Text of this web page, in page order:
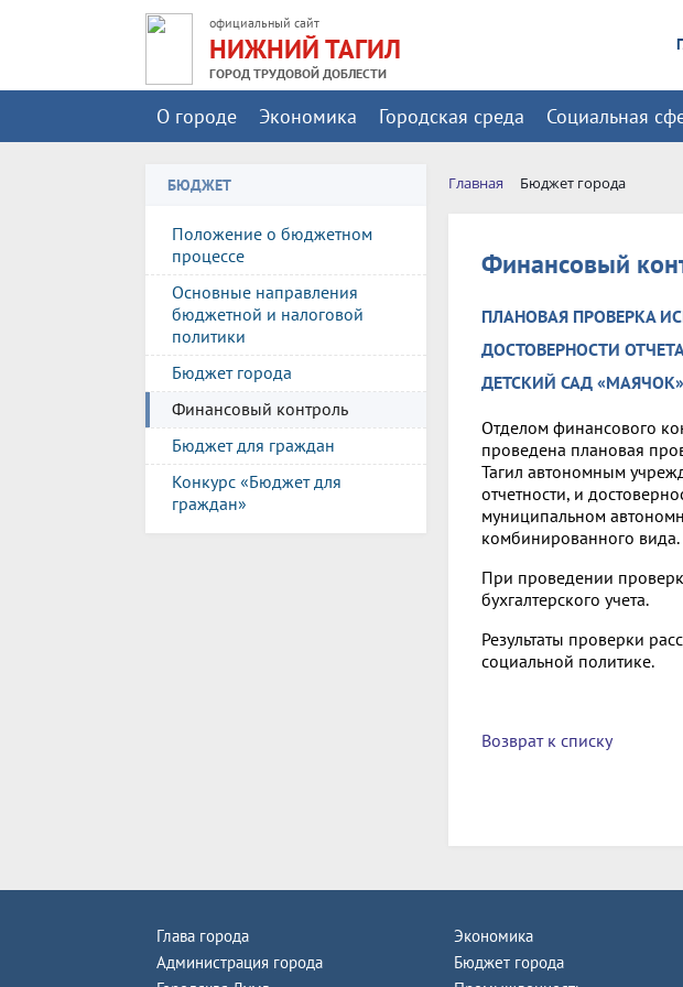
официальный сайт
НИЖНИЙ ТАГИЛ
ГОРОД ТРУДОВОЙ ДОБЛЕСТИ
О городе Экономика Городская среда Социальная
БЮДЖЕТ
Положение о бюджетном
процессе
Основные направления
бюджетной и налоговой
политики
Бюджет города
Финансовый контроль
Бюджет для граждан
Конкурс «Бюджет для
граждан»
Главная Бюджет города
Финансовый
ПЛАНОВАЯ ПРОВЕРКА
ДОСТОВЕРНОСТИ
ДЕТСКИЙ САД
Отделом финансового
проведена плановая
Тагил автономным
отчетности, и
муниципальном
комбинированного вида.
При проведении
бухгалтерского учета.
Результаты проверки
социальной политике.
Возврат к списку
Глава города
Администрация города
Экономика
Бюджет города